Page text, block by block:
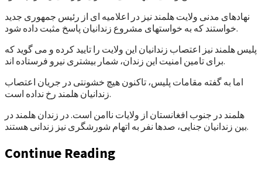
نهادهای مدنی ولایت هلمند نیز در اعلامیه ای از رئیس جمهوری جدید
خواستند که به خواستهای مشروع زندانیان پاسخ مثبت داده شود.
پلیس هلمند نیز اعتصاب زندانیان این ولایت را تایید کرده و می گوید که
برای تامین امنیت این زندان، شمار بیشتری نیرو فرستاده اند.
اما به گفته مقامات پلیس، تاکنون هیچ خشونتی در جریان اعتصاب
زندانیان هلمند رخ نداده است.
هلمند در جنوب افغانستان از ولایات ناامن است. در زندان هلمند در
بین زندانیان جنایی، صدها نفر به اتهام شورشگری نیز زندانی هستند.
Continue Reading